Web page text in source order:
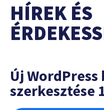
HÍREK ÉS
Új WordPress
szerkesztése